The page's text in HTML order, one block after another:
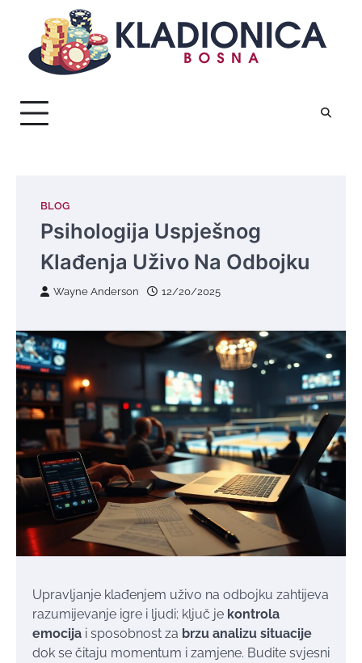
content
BLOG
Psihologija Uspješnog
Klađenja Uživo Na Odbojku
Wayne Anderson 12/20/2025
Upravljanje klađenjem uživo na odbojku zahtijeva
razumijevanje igre i ljudi; ključ je kontrola
emocija i sposobnost za brzu analizu situacije
dok se čitaju momentum i zamjene. Budite svjesni